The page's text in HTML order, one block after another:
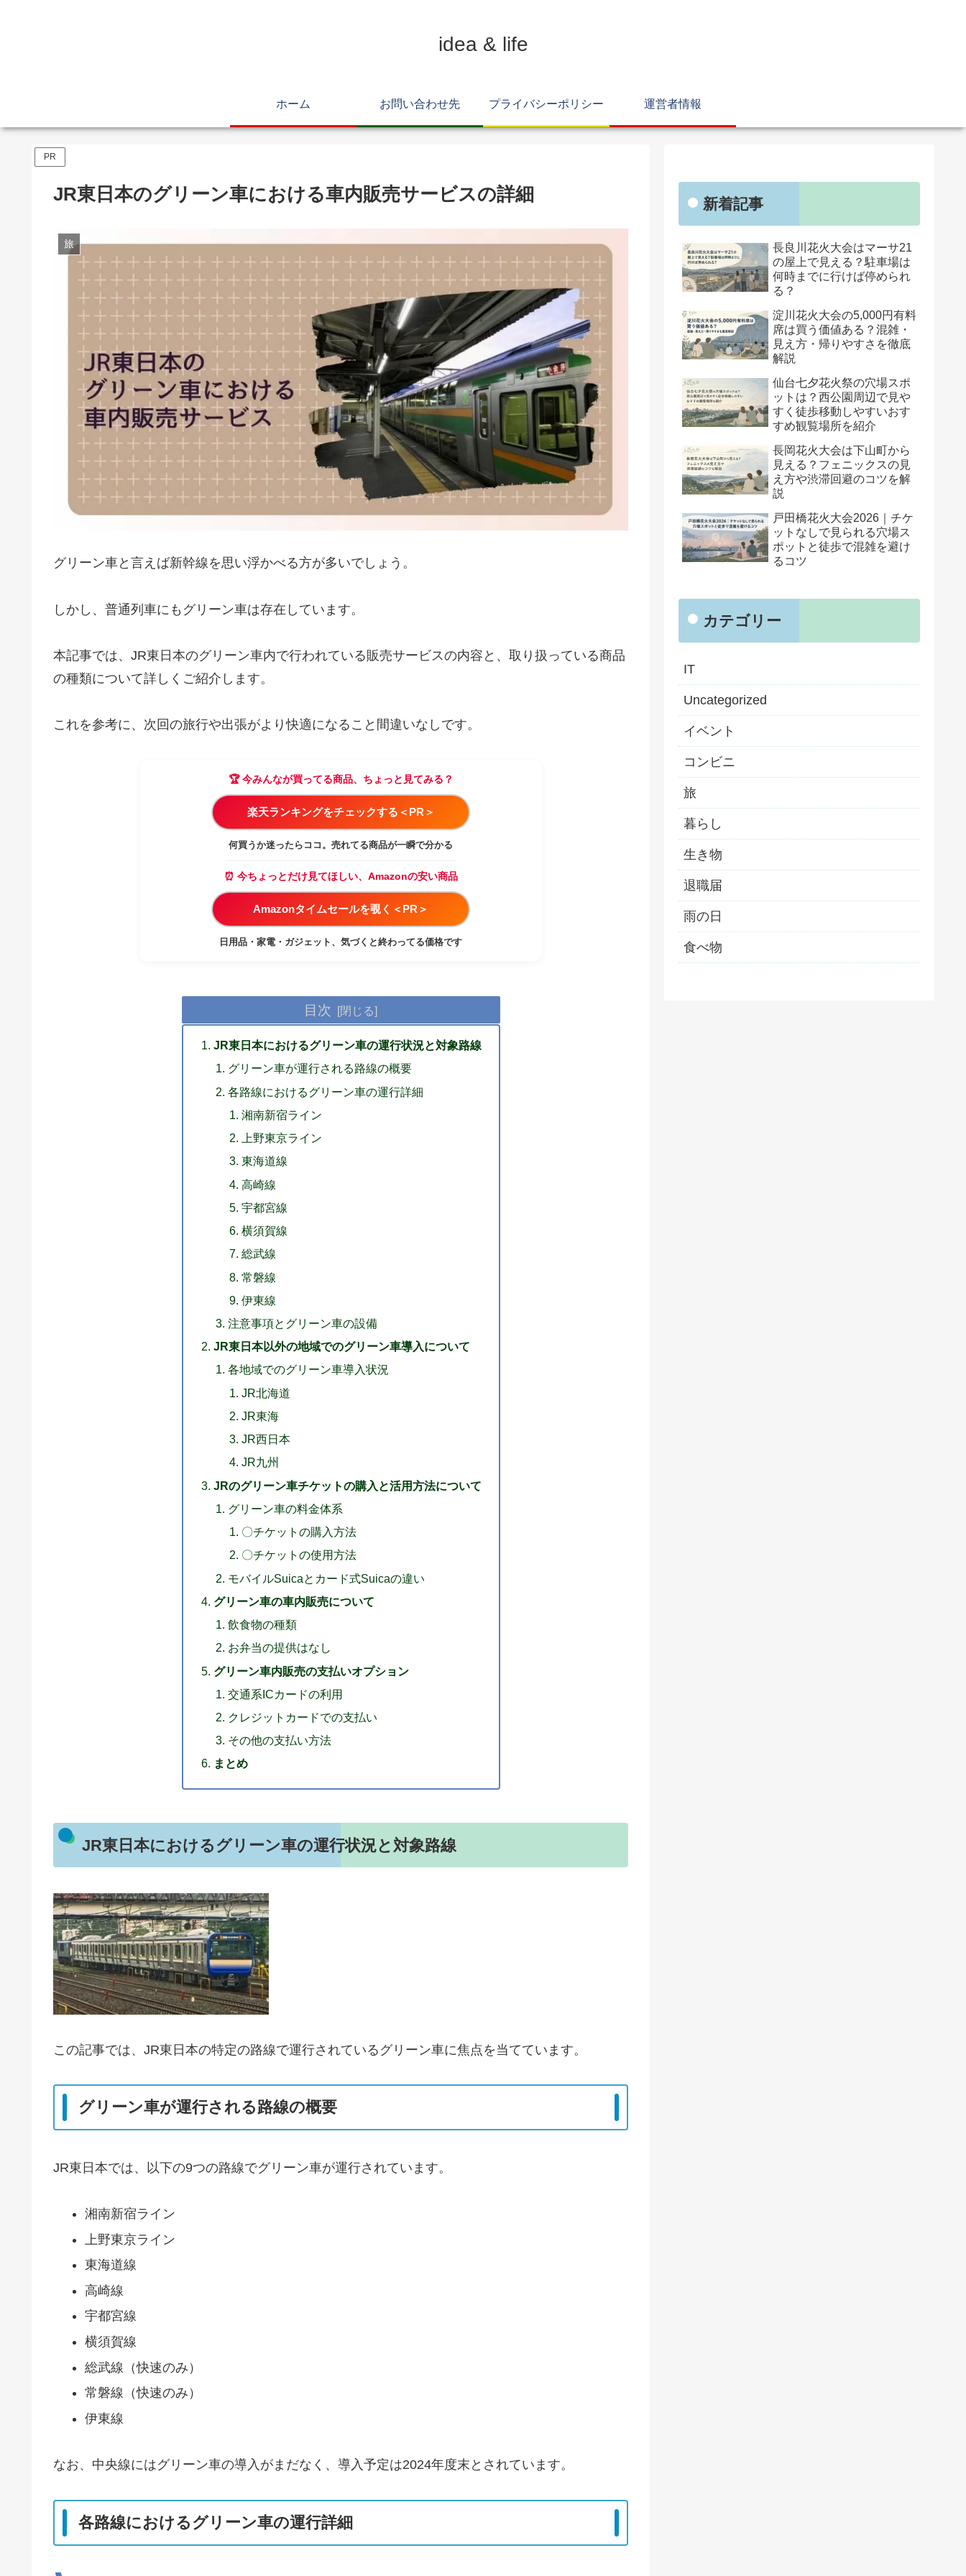
idea & life
ホーム お問い合わせ先 プライバシーポリシー 運営者情報
PR
JR東日本のグリーン車における車内販売サービスの詳細
旅
グリーン車と言えば新幹線を思い浮かべる方が多いでしょう。
しかし、普通列車にもグリーン車は存在しています。
本記事では、JR東日本のグリーン車内で行われている販売サービスの内容と、取り扱っている商品
の種類について詳しくご紹介します。
これを参考に、次回の旅行や出張がより快適になること間違いなしです。
🏆 今みんなが買ってる商品、ちょっと見てみる？
楽天ランキングをチェックする＜PR＞
何買うか迷ったらココ。売れてる商品が一瞬で分かる
⏰ 今ちょっとだけ見てほしい、Amazonの安い商品
Amazonタイムセールを覗く＜PR＞
日用品・家電・ガジェット、気づくと終わってる価格です
目次
JR東日本におけるグリーン車の運行状況と対象路線
グリーン車が運行される路線の概要
各路線におけるグリーン車の運行詳細
湘南新宿ライン
上野東京ライン
東海道線
高崎線
宇都宮線
横須賀線
総武線
常磐線
伊東線
注意事項とグリーン車の設備
JR東日本以外の地域でのグリーン車導入について
各地域でのグリーン車導入状況
JR北海道
JR東海
JR西日本
JR九州
JRのグリーン車チケットの購入と活用方法について
グリーン車の料金体系
〇チケットの購入方法
〇チケットの使用方法
モバイルSuicaとカード式Suicaの違い
グリーン車の車内販売について
飲食物の種類
お弁当の提供はなし
グリーン車内販売の支払いオプション
交通系ICカードの利用
クレジットカードでの支払い
その他の支払い方法
まとめ
JR東日本におけるグリーン車の運行状況と対象路線
この記事では、JR東日本の特定の路線で運行されているグリーン車に焦点を当てています。
グリーン車が運行される路線の概要
JR東日本では、以下の9つの路線でグリーン車が運行されています。
湘南新宿ライン
上野東京ライン
東海道線
高崎線
宇都宮線
横須賀線
総武線（快速のみ）
常磐線（快速のみ）
伊東線
なお、中央線にはグリーン車の導入がまだなく、導入予定は2024年度末とされています。
各路線におけるグリーン車の運行詳細
新着記事
長良川花火大会はマーサ21
の屋上で見える？駐車場は
何時までに行けば停められ
る？
淀川花火大会の5,000円有料
席は買う価値ある？混雑・
見え方・帰りやすさを徹底
解説
仙台七夕花火祭の穴場スポ
ットは？西公園周辺で見や
すく徒歩移動しやすいおす
すめ観覧場所を紹介
長岡花火大会は下山町から
見える？フェニックスの見
え方や渋滞回避のコツを解
説
戸田橋花火大会2026｜チケ
ットなしで見られる穴場ス
ポットと徒歩で混雑を避け
るコツ
カテゴリー
IT
Uncategorized
イベント
コンビニ
旅
暮らし
生き物
退職届
雨の日
食べ物